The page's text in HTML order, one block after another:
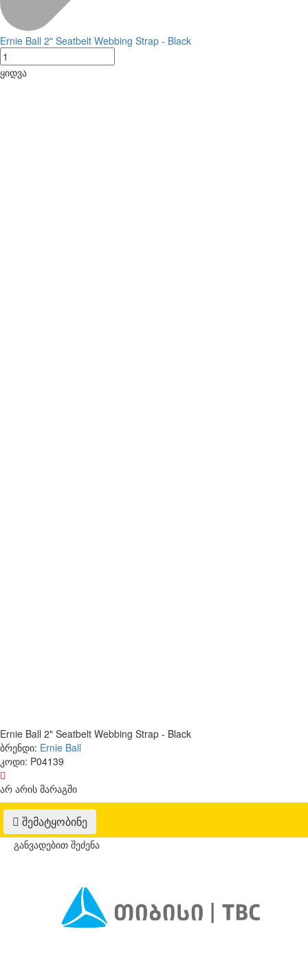
Ernie Ball 2" Seatbelt Webbing Strap - Black
ყიდვა
Ernie Ball 2" Seatbelt Webbing Strap - Black
ბრენდი: Ernie Ball
კოდი: P04139
არ არის მარაგში
შემატყობინე
განვადებით შეძენა